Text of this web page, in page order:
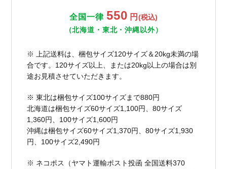
全国一律 550 円 (税込)
（北海道・東北・沖縄以外）
※ 上記送料は、梱包サイズ120サイズ＆20kg未満の場
合です。120サイズ以上、または20kg以上の場合は別
途お見積させていただきます。
※ 東北は梱包サイズ100サイズまで880円
北海道は梱包サイズ60サイズ1,100円、80サイズ
1,360円、100サイズ1,600円
沖縄は梱包サイズ60サイズ1,370円、80サイズ1,930
円、100サイズ2,490円
※ ネコポス（ヤマト運輸ポスト投函 全国送料370